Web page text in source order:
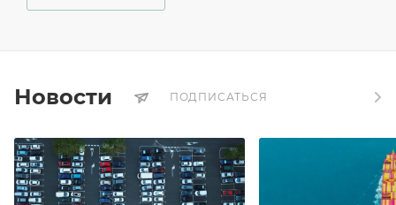
Новости ПОДПИСАТЬСЯ